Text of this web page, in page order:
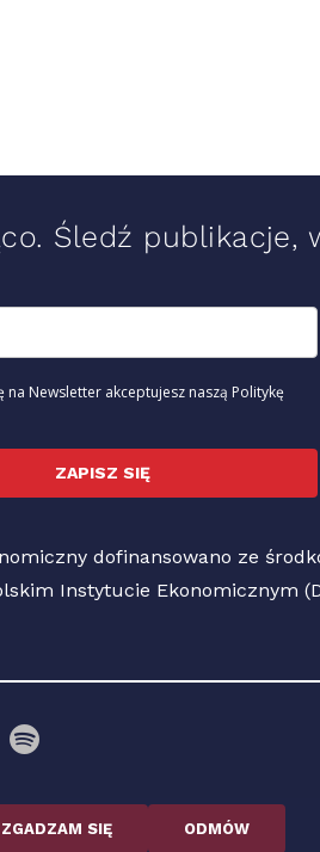
Śledź publikacje,
na Newsletter akceptujesz naszą Politykę
ZAPISZ SIĘ
dofinansowano ze
Instytucie Ekonomicznym
ZGADZAM SIĘ ODMÓW